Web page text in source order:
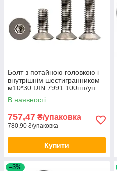
Болт з потайною головкою і
внутрішнім шестигранником
м10*30 DIN 7991 100шт/уп
В наявності
757,47 ₴/упаковка
780,90 ₴/упаковка
Купити
–3%